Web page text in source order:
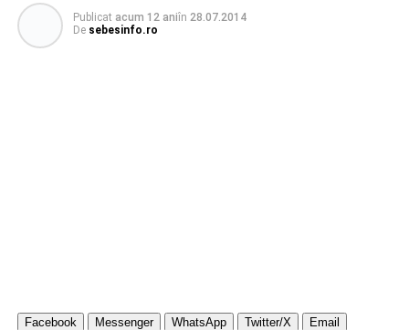
Publicat acum 12 aniîn 28.07.2014
De sebesinfo.ro
Facebook Messenger WhatsApp Twitter/X Email